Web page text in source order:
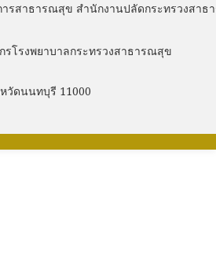
ารสาธารณสุข สำนักงานปลัดกระทรวงสาธ
รโรงพยาบาลกระทรวงสาธารณสุข
วัดนนทบุรี 11000